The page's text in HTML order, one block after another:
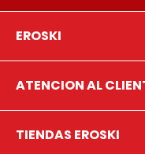
EROSKI
ATENCION AL
TIENDAS EROSKI